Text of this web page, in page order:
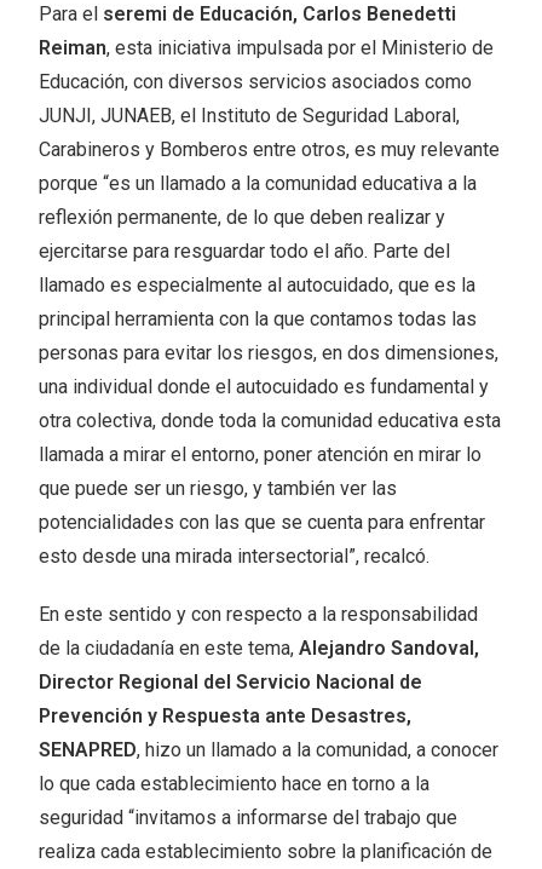
Para el seremi de Educación, Carlos Benedetti
Reiman, esta iniciativa impulsada por el Ministerio de
Educación, con diversos servicios asociados como
JUNJI, JUNAEB, el Instituto de Seguridad Laboral,
Carabineros y Bomberos entre otros, es muy relevante
porque “es un llamado a la comunidad educativa a la
reflexión permanente, de lo que deben realizar y
ejercitarse para resguardar todo el año. Parte del
llamado es especialmente al autocuidado, que es la
principal herramienta con la que contamos todas las
personas para evitar los riesgos, en dos dimensiones,
una individual donde el autocuidado es fundamental y
otra colectiva, donde toda la comunidad educativa esta
llamada a mirar el entorno, poner atención en mirar lo
que puede ser un riesgo, y también ver las
potencialidades con las que se cuenta para enfrentar
esto desde una mirada intersectorial”, recalcó.
En este sentido y con respecto a la responsabilidad
de la ciudadanía en este tema,Alejandro Sandoval,
Director Regional del Servicio Nacional de
Prevención y Respuesta ante Desastres,
SENAPRED, hizo un llamado a la comunidad, a conocer
lo que cada establecimiento hace en torno a la
seguridad “invitamos a informarse del trabajo que
realiza cada establecimiento sobre la planificación de